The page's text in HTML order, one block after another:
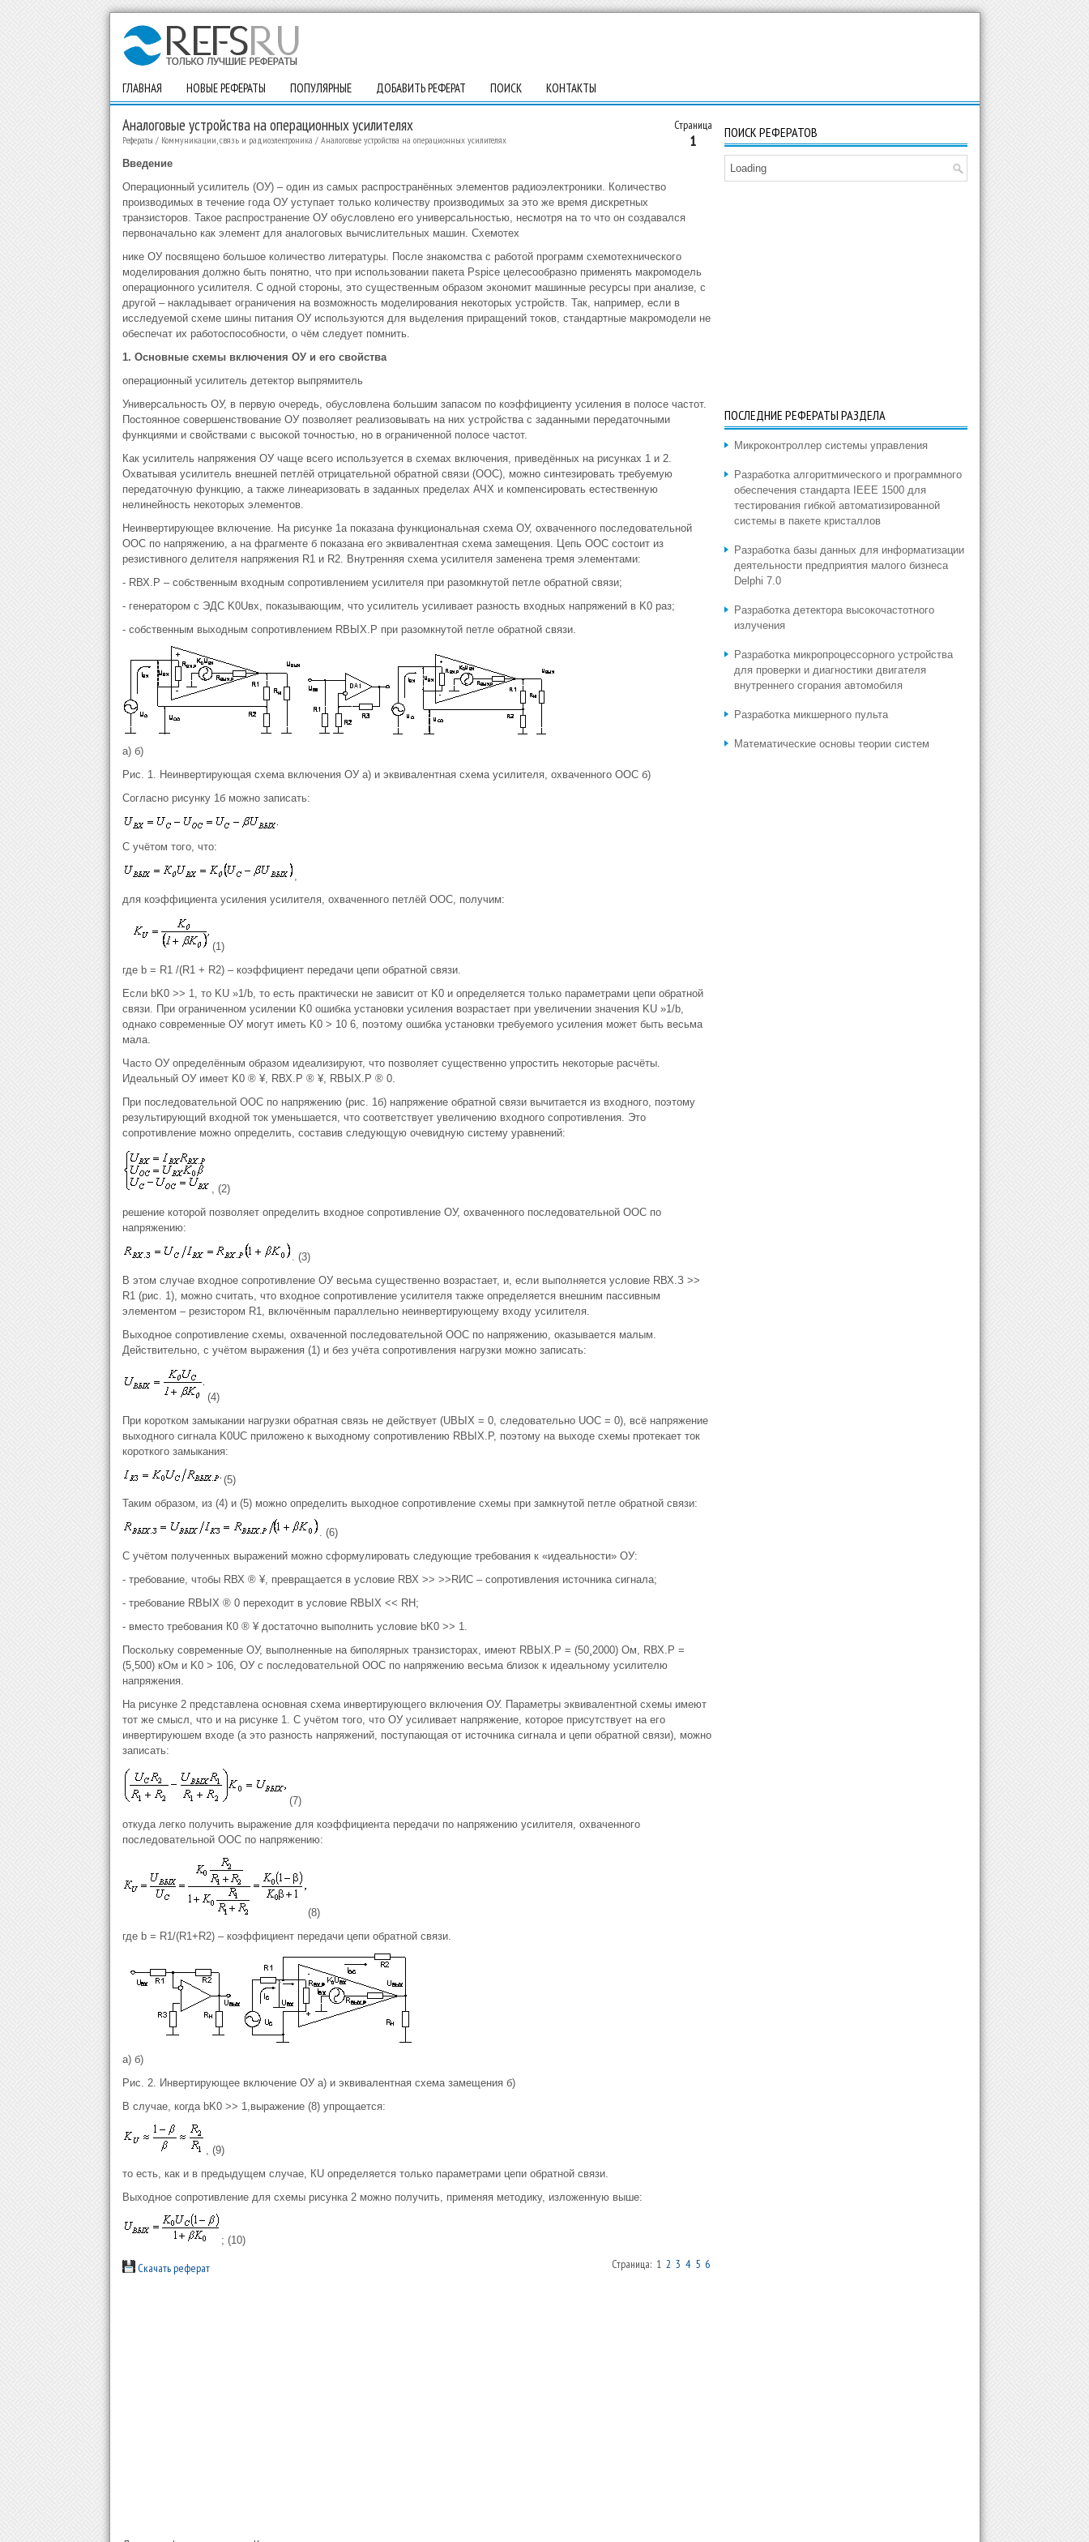
ГЛАВНАЯ НОВЫЕ РЕФЕРАТЫ ПОПУЛЯРНЫЕ ДОБАВИТЬ РЕФЕРАТ ПОИСК КОНТАКТЫ
Страница
1
Аналоговые устройства на операционных усилителях
Рефераты / Коммуникации, связь и радиоэлектроника / Аналоговые устройства на операционных усилителях
Введение
Операционный усилитель (ОУ) – один из самых распространённых элементов радиоэлектроники. Количество
производимых в течение года ОУ уступает только количеству производимых за это же время дискретных
транзисторов. Такое распространение ОУ обусловлено его универсальностью, несмотря на то что он создавался
первоначально как элемент для аналоговых вычислительных машин. Схемотех
нике ОУ посвящено большое количество литературы. После знакомства с работой программ схемотехнического
моделирования должно быть понятно, что при использовании пакета Pspice целесообразно применять макромодель
операционного усилителя. С одной стороны, это существенным образом экономит машинные ресурсы при анализе, с
другой – накладывает ограничения на возможность моделирования некоторых устройств. Так, например, если в
исследуемой схеме шины питания ОУ используются для выделения приращений токов, стандартные макромодели не
обеспечат их работоспособности, о чём следует помнить.
1. Основные схемы включения ОУ и его свойства
операционный усилитель детектор выпрямитель
Универсальность ОУ, в первую очередь, обусловлена большим запасом по коэффициенту усиления в полосе частот.
Постоянное совершенствование ОУ позволяет реализовывать на них устройства с заданными передаточными
функциями и свойствами с высокой точностью, но в ограниченной полосе частот.
Как усилитель напряжения ОУ чаще всего используется в схемах включения, приведённых на рисунках 1 и 2.
Охватывая усилитель внешней петлёй отрицательной обратной связи (ООС), можно синтезировать требуемую
передаточную функцию, а также линеаризовать в заданных пределах АЧХ и компенсировать естественную
нелинейность некоторых элементов.
Неинвертирующее включение. На рисунке 1а показана функциональная схема ОУ, охваченного последовательной
ООС по напряжению, а на фрагменте б показана его эквивалентная схема замещения. Цепь ООС состоит из
резистивного делителя напряжения R1 и R2. Внутренняя схема усилителя заменена тремя элементами:
- RВХ.Р – собственным входным сопротивлением усилителя при разомкнутой петле обратной связи;
- генератором с ЭДС K0Uвх, показывающим, что усилитель усиливает разность входных напряжений в K0 раз;
- собственным выходным сопротивлением RВЫХ.Р при разомкнутой петле обратной связи.
а) б)
Рис. 1. Неинвертирующая схема включения ОУ а) и эквивалентная схема усилителя, охваченного ООС б)
Согласно рисунку 1б можно записать:
С учётом того, что:
,
для коэффициента усиления усилителя, охваченного петлёй ООС, получим:
(1)
где b = R1 /(R1 + R2) – коэффициент передачи цепи обратной связи.
Если bK0 >> 1, то KU »1/b, то есть практически не зависит от K0 и определяется только параметрами цепи обратной
связи. При ограниченном усилении K0 ошибка установки усиления возрастает при увеличении значения KU »1/b,
однако современные ОУ могут иметь K0 > 10 6, поэтому ошибка установки требуемого усиления может быть весьма
мала.
Часто ОУ определённым образом идеализируют, что позволяет существенно упростить некоторые расчёты.
Идеальный ОУ имеет K0 ® ¥, RВХ.Р ® ¥, RВЫХ.Р ® 0.
При последовательной ООС по напряжению (рис. 1б) напряжение обратной связи вычитается из входного, поэтому
результирующий входной ток уменьшается, что соответствует увеличению входного сопротивления. Это
сопротивление можно определить, составив следующую очевидную систему уравнений:
, (2)
решение которой позволяет определить входное сопротивление ОУ, охваченного последовательной ООС по
напряжению:
. (3)
В этом случае входное сопротивление ОУ весьма существенно возрастает, и, если выполняется условие RВХ.З >>
R1 (рис. 1), можно считать, что входное сопротивление усилителя также определяется внешним пассивным
элементом – резистором R1, включённым параллельно неинвертирующему входу усилителя.
Выходное сопротивление схемы, охваченной последовательной ООС по напряжению, оказывается малым.
Действительно, с учётом выражения (1) и без учёта сопротивления нагрузки можно записать:
(4)
При коротком замыкании нагрузки обратная связь не действует (UВЫХ = 0, следовательно UОC = 0), всё напряжение
выходного сигнала K0UC приложено к выходному сопротивлению RВЫХ.Р, поэтому на выходе схемы протекает ток
короткого замыкания:
(5)
Таким образом, из (4) и (5) можно определить выходное сопротивление схемы при замкнутой петле обратной связи:
. (6)
С учётом полученных выражений можно сформулировать следующие требования к «идеальности» ОУ:
- требование, чтобы RВХ ® ¥, превращается в условие RВХ >> >>RИС – сопротивления источника сигнала;
- требование RВЫХ ® 0 переходит в условие RВЫХ << RН;
- вместо требования К0 ® ¥ достаточно выполнить условие bK0 >> 1.
Поскольку современные ОУ, выполненные на биполярных транзисторах, имеют RВЫХ.Р = (50¸2000) Ом, RВХ.Р =
(5¸500) кОм и K0 > 106, ОУ с последовательной ООС по напряжению весьма близок к идеальному усилителю
напряжения.
На рисунке 2 представлена основная схема инвертирующего включения ОУ. Параметры эквивалентной схемы имеют
тот же смысл, что и на рисунке 1. С учётом того, что ОУ усиливает напряжение, которое присутствует на его
инвертируюшем входе (а это разность напряжений, поступающая от источника сигнала и цепи обратной связи), можно
записать:
(7)
откуда легко получить выражение для коэффициента передачи по напряжению усилителя, охваченного
последовательной ООС по напряжению:
(8)
где b = R1/(R1+R2) – коэффициент передачи цепи обратной связи.
а) б)
Рис. 2. Инвертирующее включение ОУ а) и эквивалентная схема замещения б)
В случае, когда bK0 >> 1,выражение (8) упрощается:
, (9)
то есть, как и в предыдущем случае, КU определяется только параметрами цепи обратной связи.
Выходное сопротивление для схемы рисунка 2 можно получить, применяя методику, изложенную выше:
; (10)
Скачать реферат Страница: 1 2 3 4 5 6
ПОИСК РЕФЕРАТОВ
Loading
ПОСЛЕДНИЕ РЕФЕРАТЫ РАЗДЕЛА
Микроконтроллер системы управления
Разработка алгоритмического и программного
обеспечения стандарта IEEE 1500 для
тестирования гибкой автоматизированной
системы в пакете кристаллов
Разработка базы данных для информатизации
деятельности предприятия малого бизнеса
Delphi 7.0
Разработка детектора высокочастотного
излучения
Разработка микропроцессорного устройства
для проверки и диагностики двигателя
внутреннего сгорания автомобиля
Разработка микшерного пульта
Математические основы теории систем